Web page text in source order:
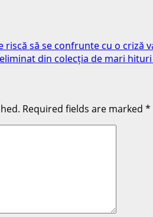
riscă să se confrunte cu o criză
din colecția de mari
Required fields are marked *